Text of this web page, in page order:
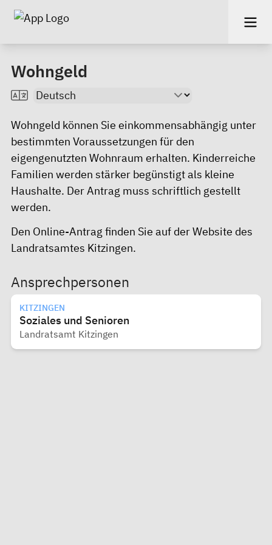
Wohngeld
Wohngeld können Sie einkommensabhängig unter
bestimmten Voraussetzungen für den
eigengenutzten Wohnraum erhalten. Kinderreiche
Familien werden stärker begünstigt als kleine
Haushalte. Der Antrag muss schriftlich gestellt
werden.
Den Online-Antrag finden Sie auf der Website des
Landratsamtes Kitzingen.
Ansprechpersonen
KITZINGEN
Soziales und Senioren
Landratsamt Kitzingen